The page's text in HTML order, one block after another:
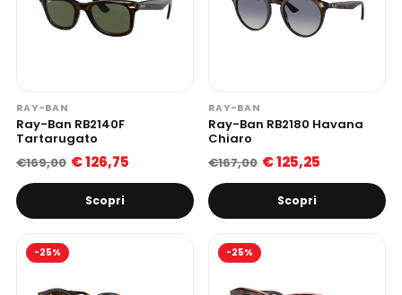
RAY-BAN
Ray-Ban RB2140F
Tartarugato
€169,00 € 126,75
Scopri
RAY-BAN
Ray-Ban RB2180 Havana
Chiaro
€167,00 € 125,25
Scopri
-25% -25%